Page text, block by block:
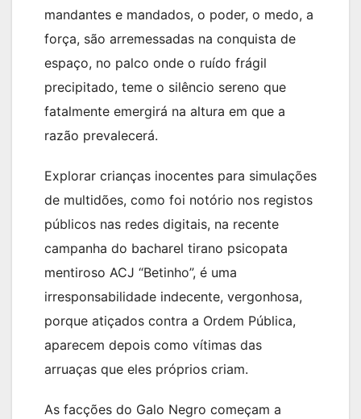
mandantes e mandados, o poder, o medo, a
força, são arremessadas na conquista de
espaço, no palco onde o ruído frágil
precipitado, teme o silêncio sereno que
fatalmente emergirá na altura em que a
razão prevalecerá.
Explorar crianças inocentes para simulações
de multidões, como foi notório nos registos
públicos nas redes digitais, na recente
campanha do bacharel tirano psicopata
mentiroso ACJ “Betinho”, é uma
irresponsabilidade indecente, vergonhosa,
porque atiçados contra a Ordem Pública,
aparecem depois como vítimas das
arruaças que eles próprios criam.
As facções do Galo Negro começam a